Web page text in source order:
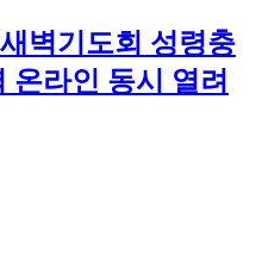
벽기도회 성령충
온라인 동시 열려